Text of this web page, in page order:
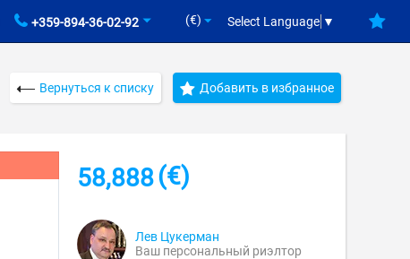
+359-894-36-02-92 (€) Select Language ▼
Вернуться к списку Добавить в избранное
58,888(€)
Лев Цукерман
Ваш персональный риэлтор